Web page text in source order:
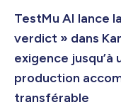
avec One UI 9 et sont
TestMu AI lance
verdict » dans
exigence jusqu’à
production
transférable